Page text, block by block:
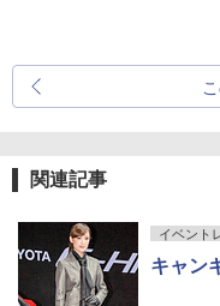
関連記事
イベント
キャン